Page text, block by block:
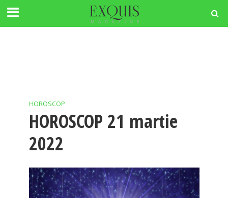
HOROSCOP
HOROSCOP 21 martie
2022